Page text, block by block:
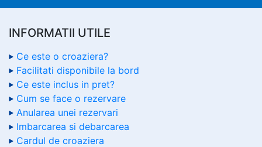
INFORMATII UTILE
Ce este o croaziera?
Facilitati disponibile la bord
Ce este inclus in pret?
Cum se face o rezervare
Anularea unei rezervari
Imbarcarea si debarcarea
Cardul de croaziera